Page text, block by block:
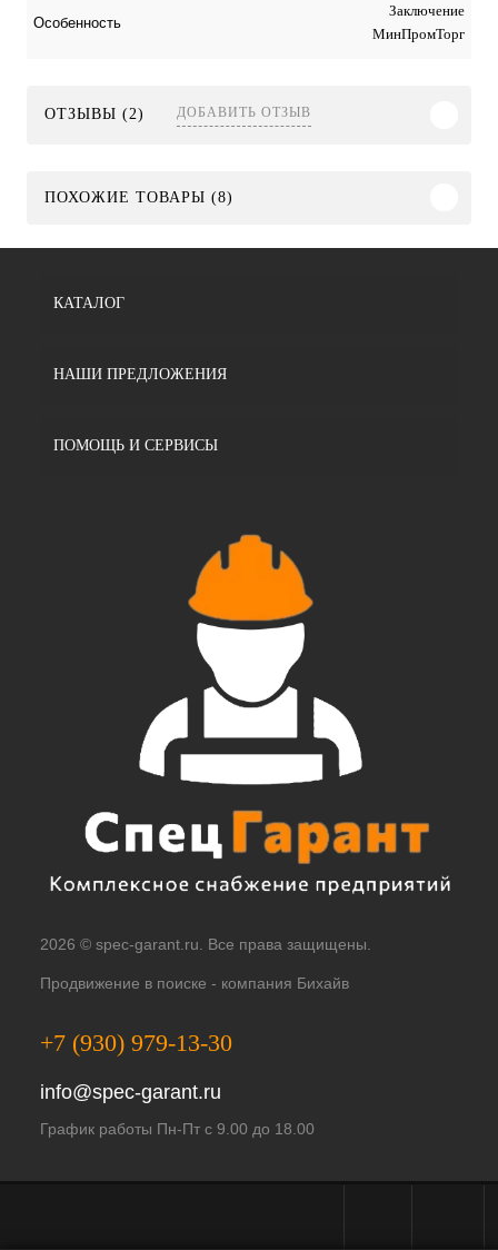
Особенность
Заключение
МинПромТорг
ОТЗЫВЫ (2) ДОБАВИТЬ ОТЗЫВ
ПОХОЖИЕ ТОВАРЫ (8)
КАТАЛОГ
НАШИ ПРЕДЛОЖЕНИЯ
ПОМОЩЬ И СЕРВИСЫ
2026 © spec-garant.ru. Все права защищены.
Продвижение в поиске - компания Бихайв
+7 (930) 979-13-30
info@spec-garant.ru
График работы Пн-Пт с 9.00 до 18.00